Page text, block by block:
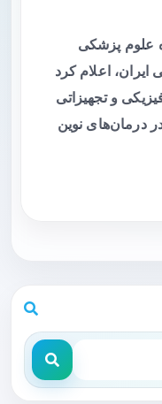
علوم پزشکی
اعلام کرد
و تجهیزاتی
درمان‌های نوین